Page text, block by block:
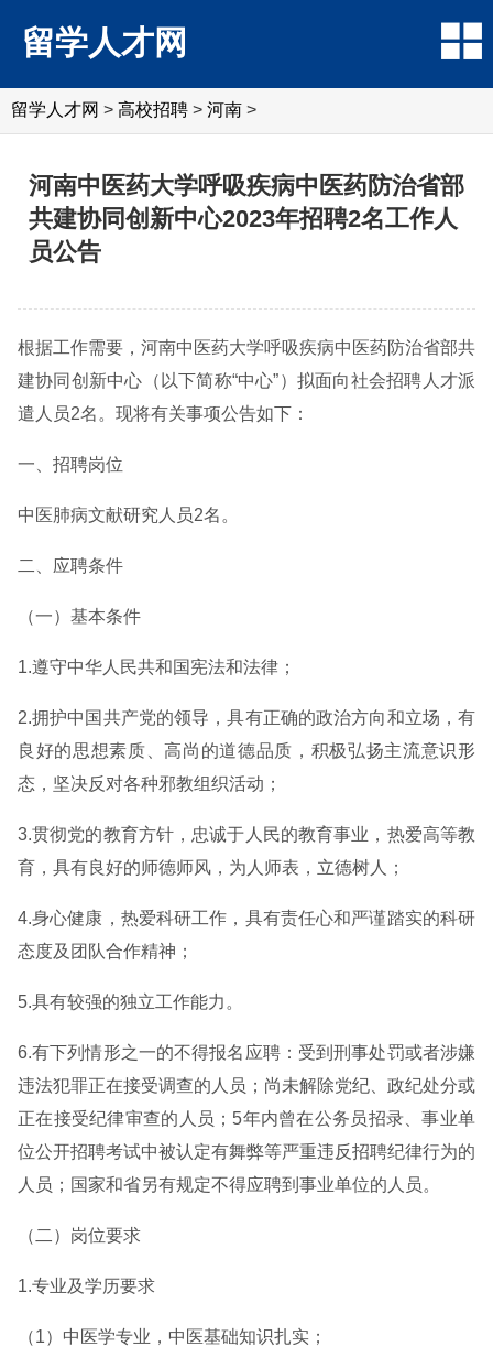
留学人才网
留学人才网 > 高校招聘 > 河南 >
河南中医药大学呼吸疾病中医药防治省部
共建协同创新中心2023年招聘2名工作人
员公告
根据工作需要，河南中医药大学呼吸疾病中医药防治省部共
建协同创新中心（以下简称“中心”）拟面向社会招聘人才派
遣人员2名。现将有关事项公告如下：
一、招聘岗位
中医肺病文献研究人员2名。
二、应聘条件
（一）基本条件
1.遵守中华人民共和国宪法和法律；
2.拥护中国共产党的领导，具有正确的政治方向和立场，有
良好的思想素质、高尚的道德品质，积极弘扬主流意识形
态，坚决反对各种邪教组织活动；
3.贯彻党的教育方针，忠诚于人民的教育事业，热爱高等教
育，具有良好的师德师风，为人师表，立德树人；
4.身心健康，热爱科研工作，具有责任心和严谨踏实的科研
态度及团队合作精神；
5.具有较强的独立工作能力。
6.有下列情形之一的不得报名应聘：受到刑事处罚或者涉嫌
违法犯罪正在接受调查的人员；尚未解除党纪、政纪处分或
正在接受纪律审查的人员；5年内曾在公务员招录、事业单
位公开招聘考试中被认定有舞弊等严重违反招聘纪律行为的
人员；国家和省另有规定不得应聘到事业单位的人员。
（二）岗位要求
1.专业及学历要求
（1）中医学专业，中医基础知识扎实；